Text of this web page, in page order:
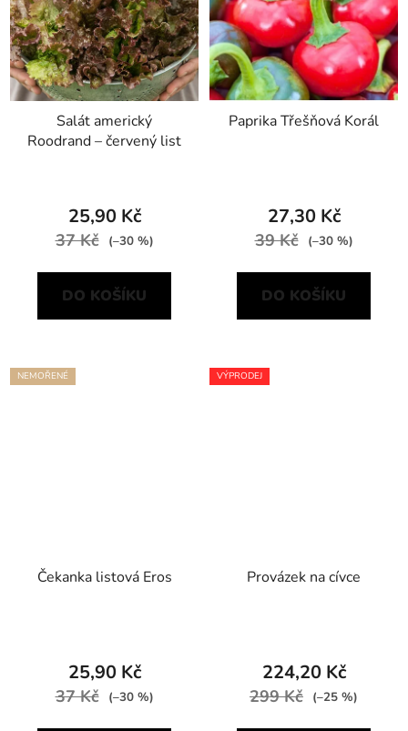
Salát americký
Roodrand – červený list
25,90 Kč
37 Kč (–30 %)
DO KOŠÍKU
Paprika Třešňová Korál
27,30 Kč
39 Kč (–30 %)
DO KOŠÍKU
NEMOŘENÉ
Čekanka listová Eros
25,90 Kč
37 Kč (–30 %)
VÝPRODEJ
Provázek na cívce
224,20 Kč
299 Kč (–25 %)